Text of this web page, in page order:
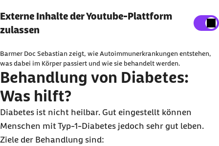
Externe Inhalte der Youtube-Plattform
anzeigen
Inhalte auf der Website anzeigen zu lassen.
Ich bin damit einverstanden, dass personenbezogene
Daten an Drittplattform übermittelt werden. Mehr dazu
in unserer
Datenschutzerklärung
Externe Inhalte der Youtube-Plattform
zulassen
Barmer Doc Sebastian zeigt, wie Autoimmunerkrankungen entstehen,
was dabei im Körper passiert und wie sie behandelt werden.
Behandlung von Diabetes:
Was hilft?
Diabetes ist nicht heilbar. Gut eingestellt können
Menschen mit Typ-1-Diabetes jedoch sehr gut leben.
Ziele der Behandlung sind: